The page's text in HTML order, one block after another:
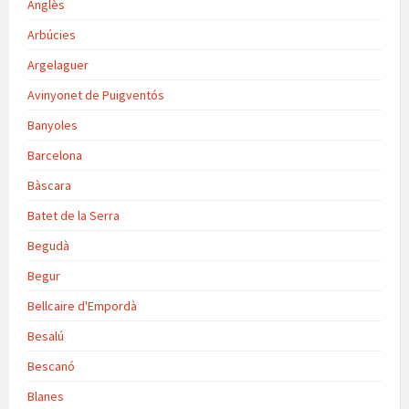
Anglès
Arbúcies
Argelaguer
Avinyonet de Puigventós
Banyoles
Barcelona
Bàscara
Batet de la Serra
Begudà
Begur
Bellcaire d'Empordà
Besalú
Bescanó
Blanes